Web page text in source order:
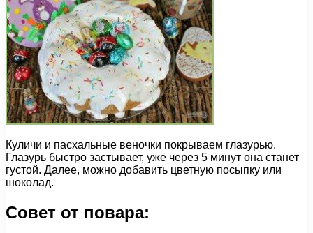
Куличи и пасхальные веночки покрываем глазурью.
Глазурь быстро застывает, уже через 5 минут она станет
густой. Далее, можно добавить цветную посыпку или
шоколад.
Совет от повара: